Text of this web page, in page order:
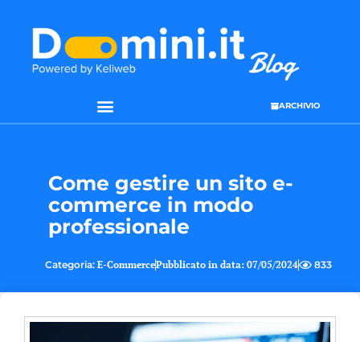
ARCHIVIO
Come gestire un sito e-
commerce in modo
professionale
Categoria: E-CommercePubblicato in data: 07/05/2024 833